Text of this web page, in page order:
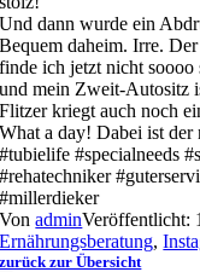
Und dann wurde ein
Bequem daheim. Irre.
finde ich jetzt nicht soooo
und mein Zweit-Autositz
Flitzer kriegt auch noch
What a day! Dabei ist
#tubielife #specialneeds
#rehatechniker
#millerdieker
VonadminVeröffentlicht:
Ernährungsberatung,
zurück zur Übersicht